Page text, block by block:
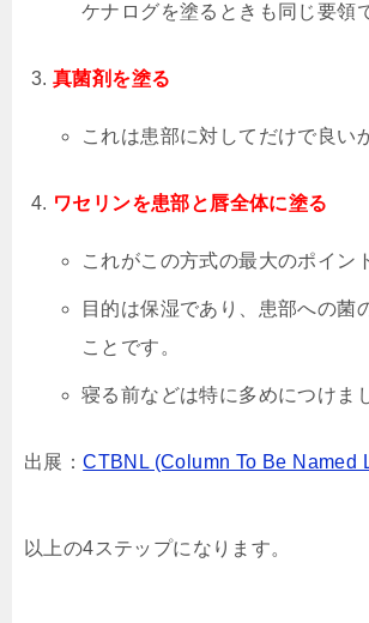
ケナログを塗るときも同じ要領
真菌剤を塗る
これは患部に対してだけで良い
ワセリンを患部と唇全体に塗る
これがこの方式の最大のポイン
目的は保湿であり、患部への菌
ことです。
寝る前などは特に多めにつけま
出展：CTBNL (Column To Be Named
以上の4ステップになります。